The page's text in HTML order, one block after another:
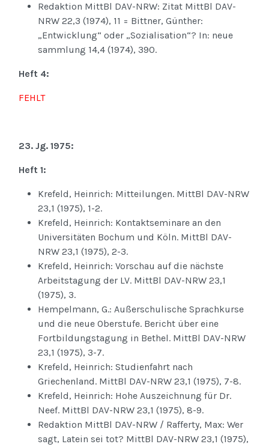
Redaktion MittBl DAV-NRW: Zitat MittBl DAV-
NRW 22,3 (1974), 11 = Bittner, Günther:
„Entwicklung“ oder „Sozialisation“? In: neue
sammlung 14,4 (1974), 390.
Heft 4:
FEHLT
23. Jg. 1975:
Heft 1:
Krefeld, Heinrich: Mitteilungen. MittBl DAV-NRW
23,1 (1975), 1-2.
Krefeld, Heinrich: Kontaktseminare an den
Universitäten Bochum und Köln. MittBl DAV-
NRW 23,1 (1975), 2-3.
Krefeld, Heinrich: Vorschau auf die nächste
Arbeitstagung der LV. MittBl DAV-NRW 23,1
(1975), 3.
Hempelmann, G.: Außerschulische Sprachkurse
und die neue Oberstufe. Bericht über eine
Fortbildungstagung in Bethel. MittBl DAV-NRW
23,1 (1975), 3-7.
Krefeld, Heinrich: Studienfahrt nach
Griechenland. MittBl DAV-NRW 23,1 (1975), 7-8.
Krefeld, Heinrich: Hohe Auszeichnung für Dr.
Neef. MittBl DAV-NRW 23,1 (1975), 8-9.
Redaktion MittBl DAV-NRW / Rafferty, Max: Wer
sagt, Latein sei tot? MittBl DAV-NRW 23,1 (1975),